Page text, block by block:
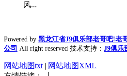
风...
Powered by 黑龙江省J9俱乐部老哥吧!老
公司 All right reserved 技术支持： J9俱乐
网站地图txt | 网站地图XML